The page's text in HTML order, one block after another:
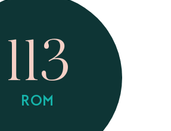
113
ROM